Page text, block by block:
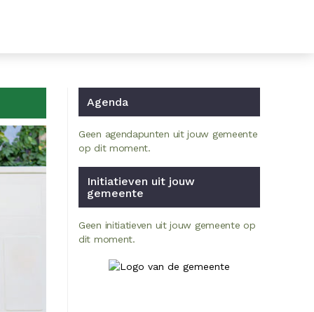
Agenda
Geen agendapunten uit jouw gemeente
op dit moment.
Initiatieven uit jouw
gemeente
Geen initiatieven uit jouw gemeente op
dit moment.